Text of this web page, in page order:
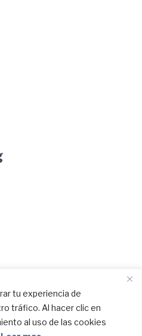
tu experiencia de
tráfico. Al hacer clic en
al uso de las cookies